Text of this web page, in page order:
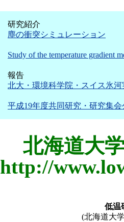
研究紹介
塵の衝突シミュレーション
Study of the temperature gradient
報告
北大・環境科学院・スイス氷河
平成19年度共同研究・研究集
北海道大
http://
低温
(北海道大